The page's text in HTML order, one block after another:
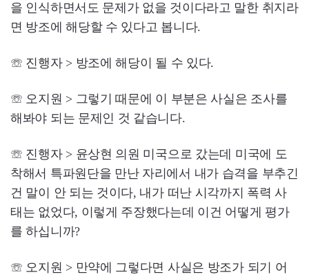
을 인식하면서도 문제가 없을 것이다라고 말한 취지라
면 방조에 해당할 수 있다고 봅니다.
☏ 진행자 > 방조에 해당이 될 수 있다.
☏ 오지원 > 그렇기 때문에 이 부분은 사실은 조사를
해봐야 되는 문제인 것 같습니다.
☏ 진행자 > 윤상현 의원 미국으로 갔는데 미국에 도
착해서 특파원단을 만난 자리에서 내가 습격을 부추긴
건 말이 안 되는 것이다, 내가 떠난 시각까지 폭력 사
태는 없었다, 이렇게 주장했다는데 이건 어떻게 평가
를 하십니까?
☏ 오지원 > 만약에 그렇다면 사실은 방조가 되기 어